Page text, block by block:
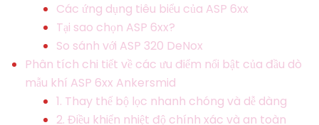
Các ứng dụng tiêu biểu của ASP 6xx
Tại sao chọn ASP 6xx?
So sánh với ASP 320 DeNox
Phân tích chi tiết về các ưu điểm nổi bật của đầu dò
mẫu khí ASP 6xx Ankersmid
1. Thay thế bộ lọc nhanh chóng và dễ dàng
2. Điều khiển nhiệt độ chính xác và an toàn